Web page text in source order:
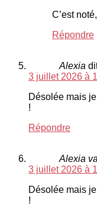
C’est
Répondre
Alexia
3 juillet 2026 à
Désolée mais
!
Répondre
Alexia
3 juillet 2026 à
Désolée mais
!